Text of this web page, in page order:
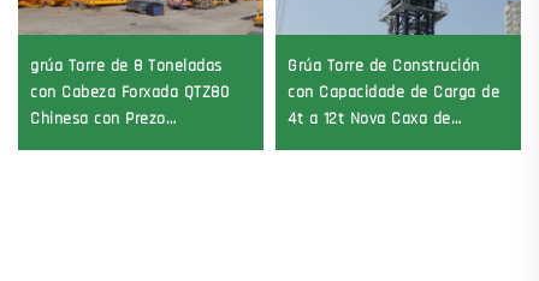
grúa Torre de 8 Toneladas
con Cabeza Forxada QTZ80
Chinesa con Prezo
Competitivo
Grúa Torre de Construción
con Capacidade de Carga de
4t a 12t Nova Caxa de
Cambios Motor de